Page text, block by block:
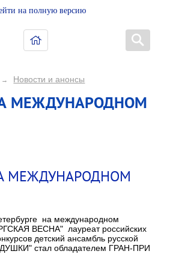
на полную версию
→ Новости и анонсы
МЕЖДУНАРОДНОМ
МЕЖДУНАРОДНОМ
на международном
ВЕСНА" лауреат российских
детский ансамбль русской
стал обладателем ГРАН-ПРИ